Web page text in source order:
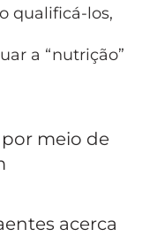
qualificá-los,
a “nutrição”
meio de
acerca